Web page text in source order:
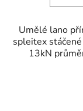
Umělé lano
spleitex
13kN